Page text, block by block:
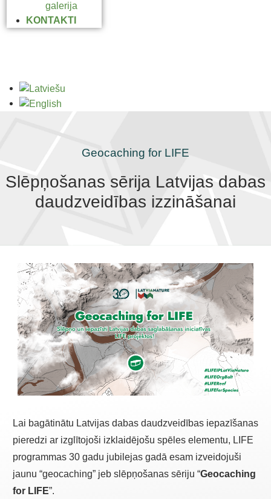
galerija
KONTAKTI
Geocaching for LIFE
Slēpņošanas sērija Latvijas dabas
daudzveidības izzināšanai
Lai bagātinātu Latvijas dabas daudzveidības iepazīšanas
pieredzi ar izglītojoši izklaidējošu spēles elementu, LIFE
programmas 30 gadu jubilejas gadā esam izveidojuši
jaunu “geocaching” jeb slēpņošanas sēriju “Geocaching
for LIFE”.